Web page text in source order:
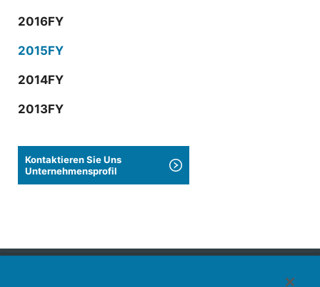
2016FY
2015FY
2014FY
2013FY
Kontaktieren Sie Uns
Unternehmensprofil